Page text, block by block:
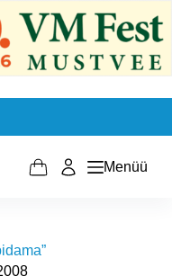
Shopping
Menüü